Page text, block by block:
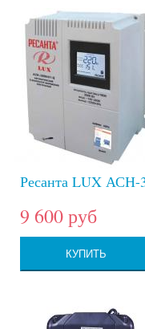
Ресанта LUX
9 600 руб
КУПИТЬ